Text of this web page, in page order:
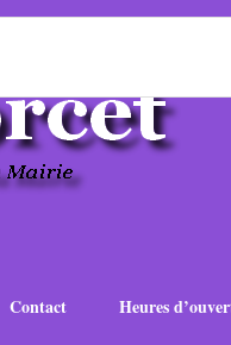
Contact Heures